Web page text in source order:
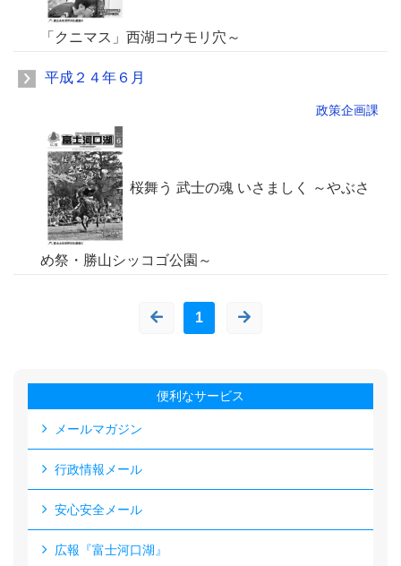
「クニマス」西湖コウモリ穴～
平成２４年６月
政策企画課
桜舞う 武士の魂 いさましく ～やぶさ
め祭・勝山シッコゴ公園～
1
便利なサービス
メールマガジン
行政情報メール
安心安全メール
広報『富士河口湖』